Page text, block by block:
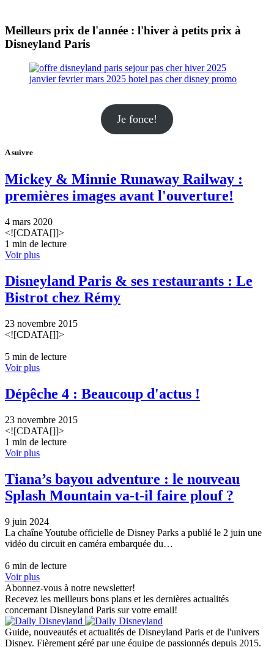
Meilleurs prix de l'année : l'hiver à petits prix à
Disneyland Paris
Je fonce!
A suivre
Mickey & Minnie Runaway Railway :
premières images avant l'ouverture!
4 mars 2020
<![CDATA[]]>
1 min de lecture
Voir plus
Disneyland Paris & ses restaurants : Le
Bistrot chez Rémy
23 novembre 2015
<![CDATA[]]>
5 min de lecture
Voir plus
Dépêche 4 : Beaucoup d'actus !
23 novembre 2015
<![CDATA[]]>
1 min de lecture
Voir plus
Tiana’s bayou adventure : le nouveau
Splash Mountain va-t-il faire plouf ?
9 juin 2024
La chaîne Youtube officielle de Disney Parks a publié le 2 juin une
vidéo du circuit en caméra embarquée du…
6 min de lecture
Voir plus
Abonnez-vous à notre newsletter!
Recevez les meilleurs bons plans et les dernières actualités
concernant Disneyland Paris sur votre email!
Guide, nouveautés et actualités de Disneyland Paris et de l'univers
Disney. Fièrement géré par une équipe de passionnés depuis 2015.